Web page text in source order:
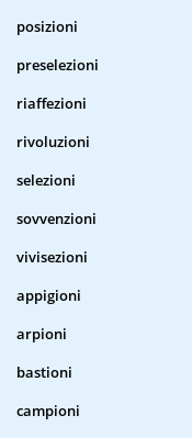
posizioni
preselezioni
riaffezioni
rivoluzioni
selezioni
sovvenzioni
vivisezioni
appigioni
arpioni
bastioni
campioni